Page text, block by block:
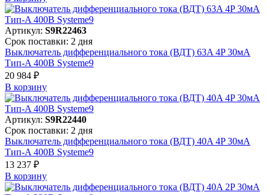
Артикул: S9R22463
Срок поставки: 2 дня
Выключатель дифференциального тока (ВДТ) 63A 4P 30мА
Тип-A 400В Systeme9
20 984 ₽
В корзинy
Артикул: S9R22440
Срок поставки: 2 дня
Выключатель дифференциального тока (ВДТ) 40A 4P 30мА
Тип-A 400В Systeme9
13 237 ₽
В корзинy